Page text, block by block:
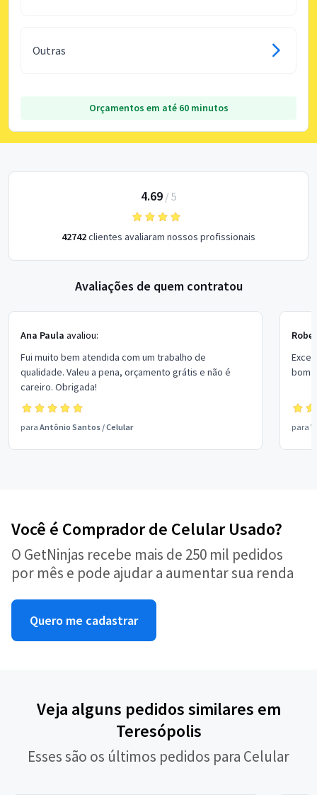
Outras
Orçamentos em até 60 minutos
4.69/ 5
42742clientes avaliaram nossos profissionais
Avaliações de quem contratou
Ana Paula avaliou:
Fui muito bem atendida com um trabalho de
qualidade. Valeu a pena, orçamento grátis e não é
careiro. Obrigada!
para Antônio Santos /Celular
bom
para
Você é Comprador de Celular Usado?
O GetNinjas recebe mais de 250 mil pedidos
por mês e pode ajudar a aumentar sua renda
Quero me cadastrar
Veja alguns pedidos similares em
Teresópolis
Esses são os últimos pedidos para Celular